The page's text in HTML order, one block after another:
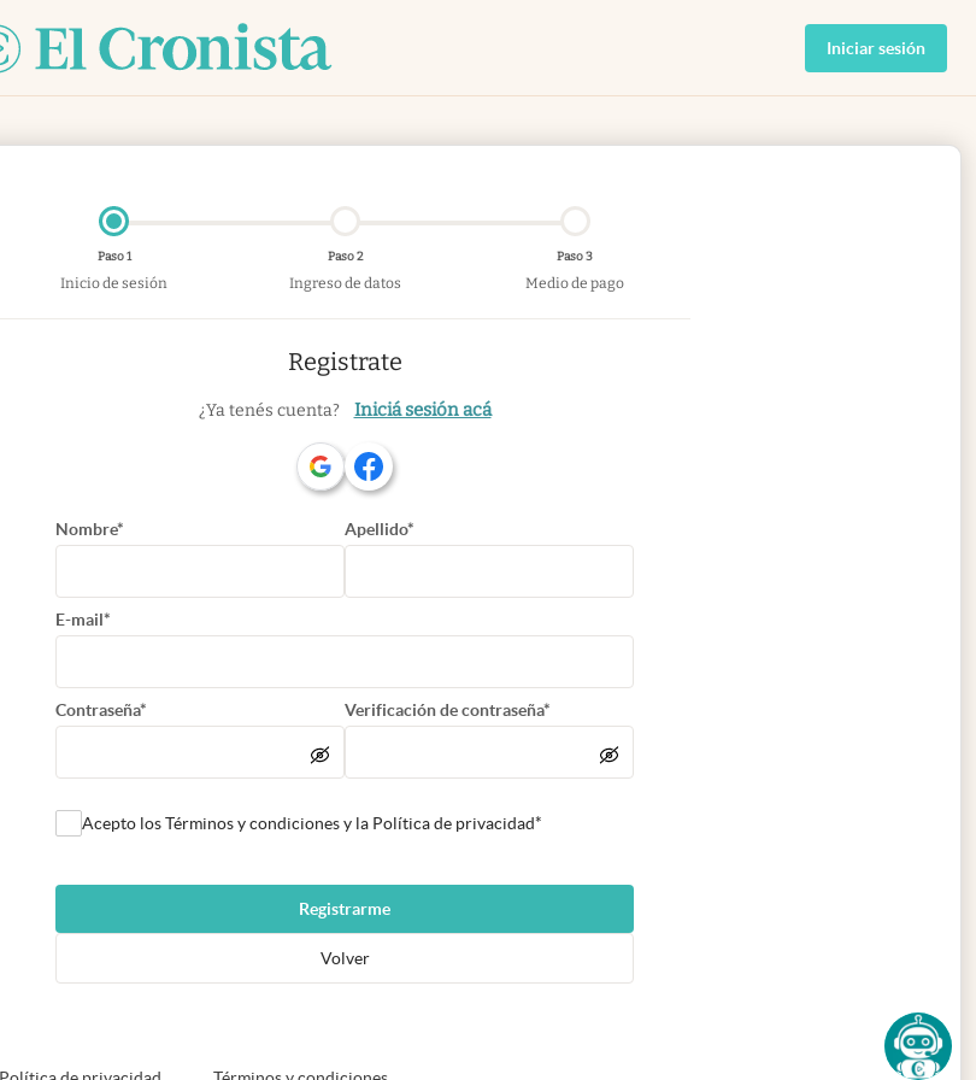
Iniciar sesión
Paso 1
Inicio de sesión
Paso 2
Ingreso de datos
Paso 3
Medio de pago
Registrate
¿Ya tenés cuenta? Iniciá sesión acá
Nombre* Apellido*
E-mail*
Contraseña* Verificación de contraseña*
Acepto los Términos y condiciones y la Política de privacidad*
Registrarme
Volver